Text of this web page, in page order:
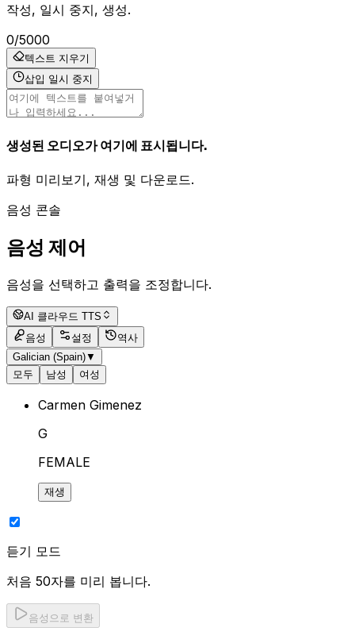
작성, 일시 중지, 생성.
0/5000
텍스트 지우기
삽입 일시 중지
생성된 오디오가 여기에 표시됩니다.
파형 미리보기, 재생 및 다운로드.
음성 콘솔
음성 제어
음성을 선택하고 출력을 조정합니다.
AI 클라우드 TTS
음성
설정
역사
Galician (Spain)▼
모두
남성 여성
Carmen Gimenez
G
FEMALE
재생
듣기 모드
처음 50자를 미리 봅니다.
음성으로 변환